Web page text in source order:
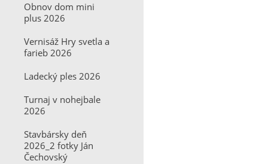
Obnov dom mini
plus 2026
Vernisáž Hry svetla a
farieb 2026
Ladecký ples 2026
Turnaj v nohejbale
2026
Stavbársky deň
2026_2 fotky Ján
Čechovský